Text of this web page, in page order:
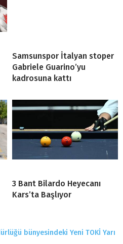
Samsunspor İtalyan stoper
Gabriele Guarino’yu
kadrosuna kattı
3 Bant Bilardo Heyecanı
Kars’ta Başlıyor